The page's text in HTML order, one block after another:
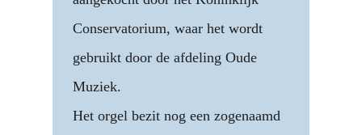
Conservatorium, waar het wordt
gebruikt door de afdeling Oude
Muziek.
Het orgel bezit nog een zogenaamd